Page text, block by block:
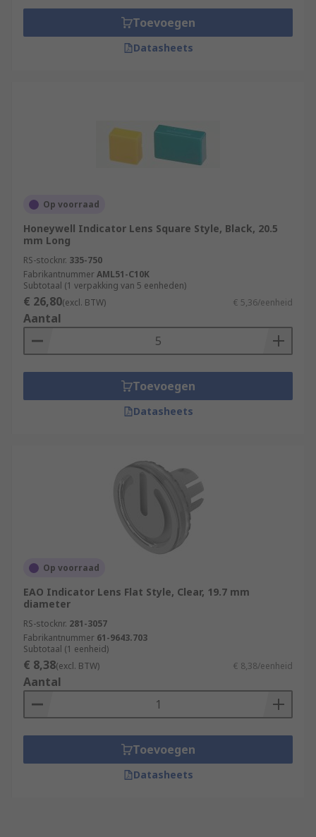
Toevoegen
Datasheets
Op voorraad
Honeywell Indicator Lens Square Style, Black, 20.5
mm Long
RS-stocknr. 335-750
FabrikantnummerAML51-C10K
Subtotaal (1 verpakking van 5 eenheden)
€ 26,80(excl. BTW) € 5,36/eenheid
Aantal
Toevoegen
Datasheets
Op voorraad
EAO Indicator Lens Flat Style, Clear, 19.7 mm
diameter
RS-stocknr. 281-3057
Fabrikantnummer 61-9643.703
Subtotaal (1 eenheid)
€ 8,38(excl. BTW) € 8,38/eenheid
Aantal
Toevoegen
Datasheets